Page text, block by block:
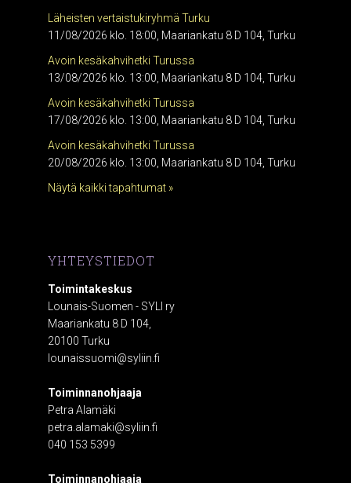
Läheisten vertaistukiryhmä Turku
11/08/2026 klo. 18:00, Maariankatu 8 D 104, Turku
Avoin kesäkahvihetki Turussa
13/08/2026 klo. 13:00, Maariankatu 8 D 104, Turku
Avoin kesäkahvihetki Turussa
17/08/2026 klo. 13:00, Maariankatu 8 D 104, Turku
Avoin kesäkahvihetki Turussa
20/08/2026 klo. 13:00, Maariankatu 8 D 104, Turku
Näytä kaikki tapahtumat »
YHTEYSTIEDOT
Toimintakeskus
Lounais-Suomen - SYLI ry
Maariankatu 8 D 104,
20100 Turku
lounaissuomi@syliin.fi
Toiminnanohjaaja
Petra Alamäki
petra.alamaki@syliin.fi
040 153 5399
Toiminnanohjaaja